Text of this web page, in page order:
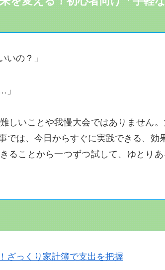
いの？」
」
しいことや我慢大会ではありません。
では、今日からすぐに実践できる、効
ることから一つずつ試して、ゆとり
ざっくり家計簿で支出を把握